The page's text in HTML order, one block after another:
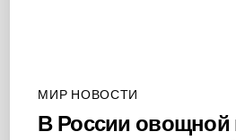
МИР НОВОСТИ
В России овощной